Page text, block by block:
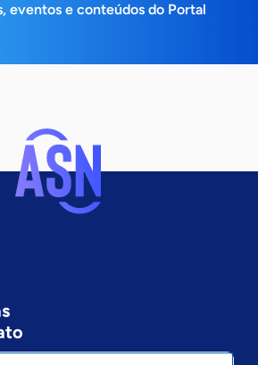
eventos e conteúdos do Portal